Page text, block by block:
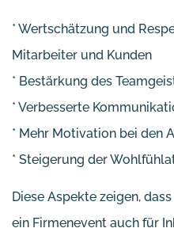
* Wertschätzung und
Mitarbeiter und Kunden
* Bestärkung des
* Verbesserte
* Mehr Motivation bei den
* Steigerung der
Diese Aspekte zeigen,
ein Firmenevent auch für